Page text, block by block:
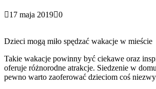
17 maja 2019 0
Dzieci mogą miło spędzać wakacje w mieście
Takie wakacje powinny być ciekawe oraz
oferuje różnorodne atrakcje. Siedzenie w
pewno warto zaoferować dzieciom coś